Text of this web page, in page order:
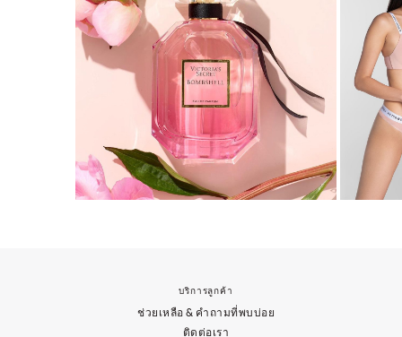
บริการลูกค้า
ช่วยเหลือ & คำถามที่พบบ่อย
ติดต่อเรา